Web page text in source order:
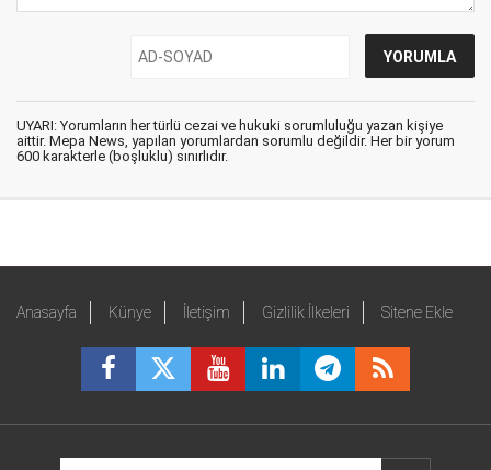
UYARI: Yorumların her türlü cezai ve hukuki sorumluluğu yazan kişiye
aittir. Mepa News, yapılan yorumlardan sorumlu değildir. Her bir yorum
600 karakterle (boşluklu) sınırlıdır.
Anasayfa Künye İletişim Gizlilik İlkeleri Sitene Ekle